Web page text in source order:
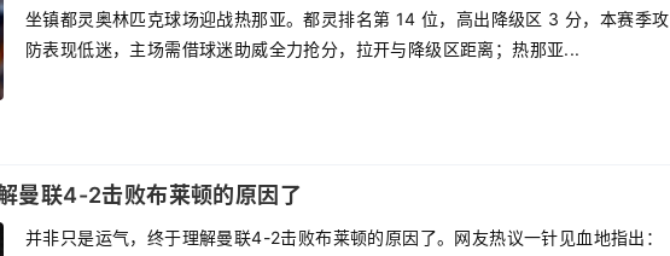
坐镇都灵奥林匹克球场迎战热那亚。都灵排名第 14 位，高出降级区 3 分，本赛季攻
防表现低迷，主场需借球迷助威全力抢分，拉开与降级区距离；热那亚...
曼联4-2击败布莱顿的原因了
并非只是运气，终于理解曼联4-2击败布莱顿的原因了。网友热议一针见血地指出：